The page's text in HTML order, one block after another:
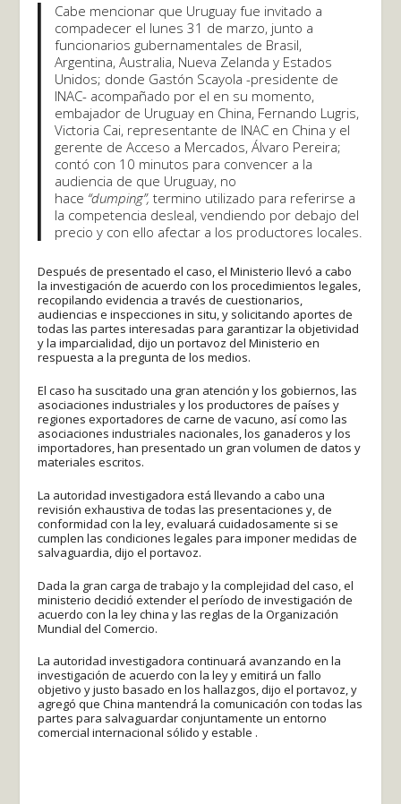
Cabe mencionar que Uruguay fue invitado a
compadecer el lunes 31 de marzo, junto a
funcionarios gubernamentales de Brasil,
Argentina, Australia, Nueva Zelanda y Estados
Unidos; donde Gastón Scayola -presidente de
INAC- acompañado por el en su momento,
embajador de Uruguay en China, Fernando Lugris,
Victoria Cai, representante de INAC en China y el
gerente de Acceso a Mercados, Álvaro Pereira;
contó con 10 minutos para convencer a la
audiencia de que Uruguay, no
hace “dumping”, termino utilizado para referirse a
la competencia desleal, vendiendo por debajo del
precio y con ello afectar a los productores locales.
Después de presentado el caso, el Ministerio llevó a cabo
la investigación de acuerdo con los procedimientos legales,
recopilando evidencia a través de cuestionarios,
audiencias e inspecciones in situ, y solicitando aportes de
todas las partes interesadas para garantizar la objetividad
y la imparcialidad, dijo un portavoz del Ministerio en
respuesta a la pregunta de los medios.
El caso ha suscitado una gran atención y los gobiernos, las
asociaciones industriales y los productores de países y
regiones exportadores de carne de vacuno, así como las
asociaciones industriales nacionales, los ganaderos y los
importadores, han presentado un gran volumen de datos y
materiales escritos.
La autoridad investigadora está llevando a cabo una
revisión exhaustiva de todas las presentaciones y, de
conformidad con la ley, evaluará cuidadosamente si se
cumplen las condiciones legales para imponer medidas de
salvaguardia, dijo el portavoz.
Dada la gran carga de trabajo y la complejidad del caso, el
ministerio decidió extender el período de investigación de
acuerdo con la ley china y las reglas de la Organización
Mundial del Comercio.
La autoridad investigadora continuará avanzando en la
investigación de acuerdo con la ley y emitirá un fallo
objetivo y justo basado en los hallazgos, dijo el portavoz, y
agregó que China mantendrá la comunicación con todas las
partes para salvaguardar conjuntamente un entorno
comercial internacional sólido y estable .